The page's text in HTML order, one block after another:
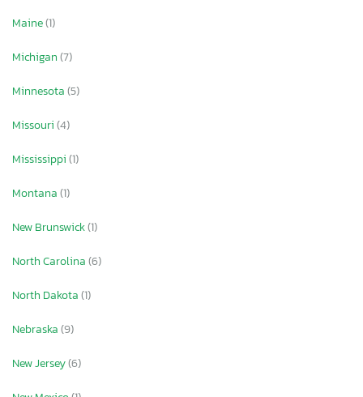
Maine(1)
Michigan(7)
Minnesota(5)
Missouri(4)
Mississippi(1)
Montana(1)
New Brunswick(1)
North Carolina(6)
North Dakota(1)
Nebraska(9)
New Jersey(6)